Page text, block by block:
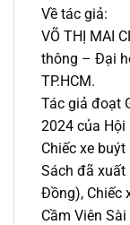
Về tác giả:
VÕ THỊ MAI
thông – Đại
TP.HCM.
Tác giả đoạt
2024 của Hội
Chiếc xe buýt
Sách đã xuất
Đồng), Chiếc
Cầm Viên